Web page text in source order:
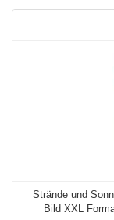
Strände und
Bild XXL